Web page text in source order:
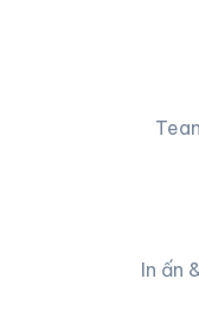
In ấn